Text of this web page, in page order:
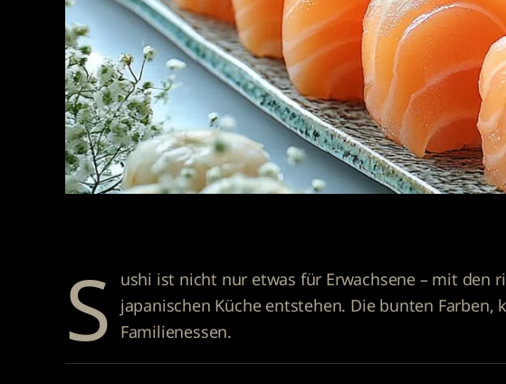
S
ushi ist nicht nur etwas für Erwachsene – mit den
japanischen Küche entstehen. Die bunten
Familienessen.